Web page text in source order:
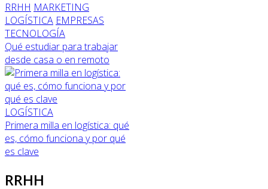
RRHH MARKETING
LOGÍSTICA EMPRESAS
TECNOLOGÍA
Qué estudiar para trabajar
desde casa o en remoto
LOGÍSTICA
Primera milla en logística: qué
es, cómo funciona y por qué
es clave
RRHH